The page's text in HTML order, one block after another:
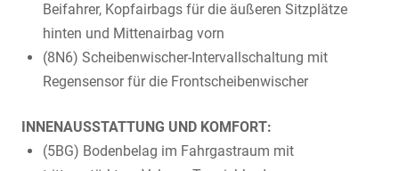
Beifahrer, Kopfairbags für die äußeren Sitzplätze
hinten und Mittenairbag vorn
(8N6) Scheibenwischer-Intervallschaltung mit
Regensensor für die Frontscheibenwischer
INNENAUSSTATTUNG UND KOMFORT:
(5BG) Bodenbelag im Fahrgastraum mit